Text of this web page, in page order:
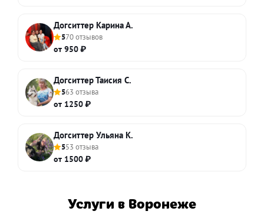
Догситтер Карина А.
570 отзывов
от 950 ₽
Догситтер Таисия С.
563 отзыва
от 1250 ₽
Догситтер Ульяна К.
553 отзыва
от 1500 ₽
Услуги в Воронеже